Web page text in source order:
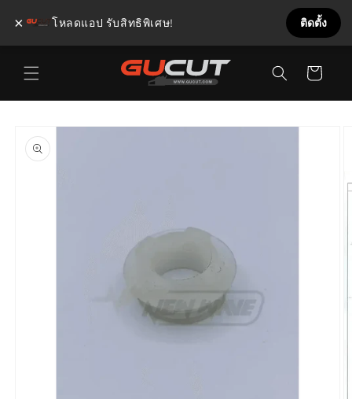
ข้ามไป
ยัง
เนื้อหา
สินค้า
ข้ามไป
ยังข้อมูล
สินค้า
× โหลดแอป รับสิทธิพิเศษ! ติดตั้ง